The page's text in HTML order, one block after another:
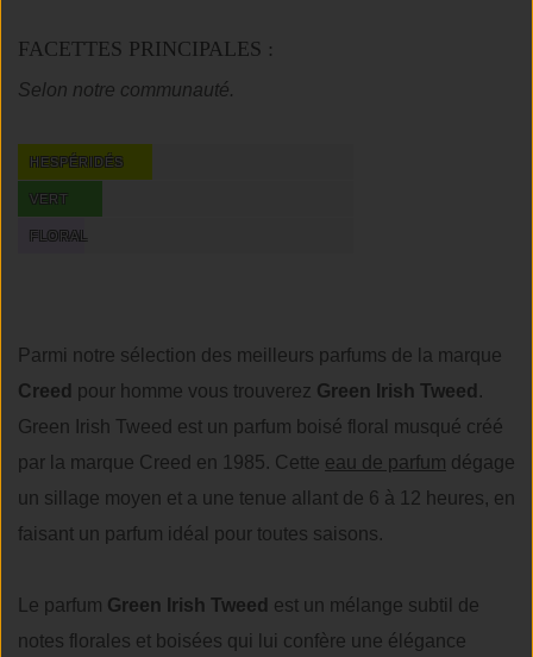
FACETTES PRINCIPALES :
Selon notre communauté.
HESPÉRIDÉS
VERT
FLORAL
Parmi notre sélection des meilleurs parfums de la marque
Creed pour homme vous trouverez Green Irish Tweed .
Green Irish Tweed est un parfum boisé floral musqué créé
par la marque Creed en 1985. Cette eau de parfum dégage
un sillage moyen et a une tenue allant de 6 à 12 heures, en
faisant un parfum idéal pour toutes saisons.
Le parfum Green Irish Tweed est un mélange subtil de
notes florales et boisées qui lui confère une élégance